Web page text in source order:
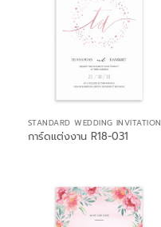
STANDARD WEDDING INVITATION
การ์ดแต่งงาน R18-031